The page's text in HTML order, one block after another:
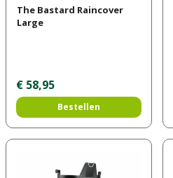
The Bastard Raincover
Large
€ 58,95
Bestellen